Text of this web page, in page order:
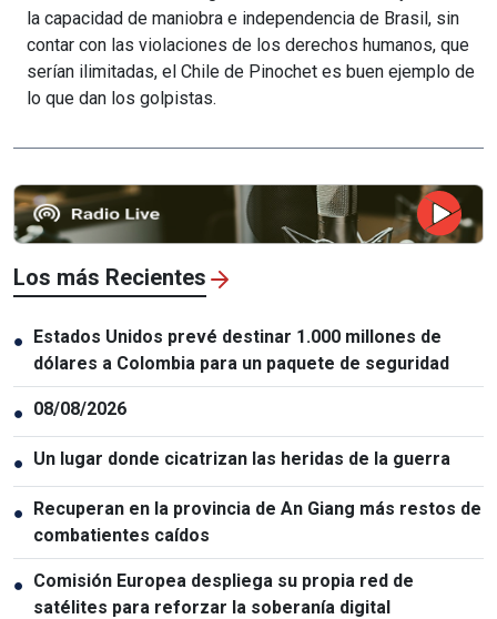
la capacidad de maniobra e independencia de Brasil, sin
contar con las violaciones de los derechos humanos, que
serían ilimitadas, el Chile de Pinochet es buen ejemplo de
lo que dan los golpistas.
Los más Recientes
● Estados Unidos prevé destinar 1.000 millones de
dólares a Colombia para un paquete de seguridad
● 08/08/2026
● Un lugar donde cicatrizan las heridas de la guerra
● Recuperan en la provincia de An Giang más restos de
combatientes caídos
● Comisión Europea despliega su propia red de
satélites para reforzar la soberanía digital